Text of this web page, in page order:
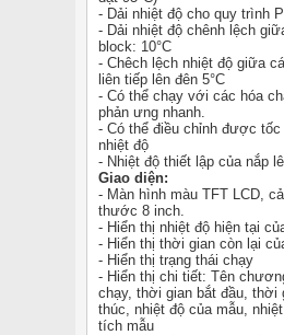
- Dải nhiệt độ cho quy trình
- Dải nhiệt độ chênh lệch
block: 10°C
- Chêch lệch nhiệt độ giữa
liên tiếp lên đên 5°C
- Có thể chạy với các hóa
phản ưng nhanh.
- Có thể điều chỉnh được tốc
nhiệt độ
- Nhiệt độ thiết lập của nắp
Giao diện:
- Màn hình màu TFT LCD,
thước 8 inch.
- Hiển thị nhiệt độ hiện tại
- Hiển thị thời gian còn lại
- Hiển thị trạng thái chạy
- Hiển thị chi tiết: Tên
chạy, thời gian bắt đầu, thời
thúc, nhiệt độ của mẫu,
tích mẫu